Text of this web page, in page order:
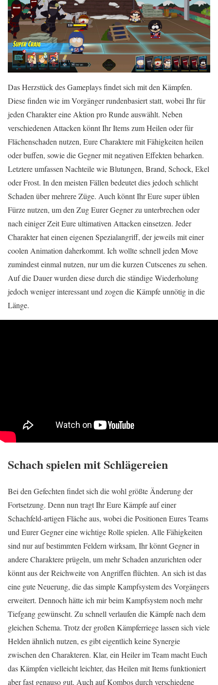
Das Herzstück des Gameplays findet sich mit den Kämpfen.
Diese finden wie im Vorgänger rundenbasiert statt, wobei Ihr für
jeden Charakter eine Aktion pro Runde auswählt. Neben
verschiedenen Attacken könnt Ihr Items zum Heilen oder für
Flächenschaden nutzen, Eure Charaktere mit Fähigkeiten heilen
oder buffen, sowie die Gegner mit negativen Effekten beharken.
Letztere umfassen Nachteile wie Blutungen, Brand, Schock, Ekel
oder Frost. In den meisten Fällen bedeutet dies jedoch schlicht
Schaden über mehrere Züge. Auch könnt Ihr Eure super üblen
Fürze nutzen, um den Zug Eurer Gegner zu unterbrechen oder
nach einiger Zeit Eure ultimativen Attacken einsetzen. Jeder
Charakter hat einen eigenen Spezialangriff, der jeweils mit einer
coolen Animation daherkommt. Ich wollte schnell jeden Move
zumindest einmal nutzen, nur um die kurzen Cutscenes zu sehen.
Auf die Dauer wurden diese durch die ständige Wiederholung
jedoch weniger interessant und zogen die Kämpfe unnötig in die
Länge.
Schach spielen mit Schlägereien
Bei den Gefechten findet sich die wohl größte Änderung der
Fortsetzung. Denn nun tragt Ihr Eure Kämpfe auf einer
Schachfeld-artigen Fläche aus, wobei die Positionen Eures Teams
und Eurer Gegner eine wichtige Rolle spielen. Alle Fähigkeiten
sind nur auf bestimmten Feldern wirksam, Ihr könnt Gegner in
andere Charaktere prügeln, um mehr Schaden anzurichten oder
könnt aus der Reichweite von Angriffen flüchten. An sich ist das
eine gute Neuerung, die das simple Kampfsystem des Vorgängers
erweitert. Dennoch hätte ich mir beim Kampfsystem noch mehr
Tiefgang gewünscht. Zu schnell verlaufen die Kämpfe nach dem
gleichen Schema. Trotz der großen Kämpferriege lassen sich viele
Helden ähnlich nutzen, es gibt eigentlich keine Synergie
zwischen den Charakteren. Klar, ein Heiler im Team macht Euch
das Kämpfen vielleicht leichter, das Heilen mit Items funktioniert
aber fast genauso gut. Auch auf Kombos durch verschiedene